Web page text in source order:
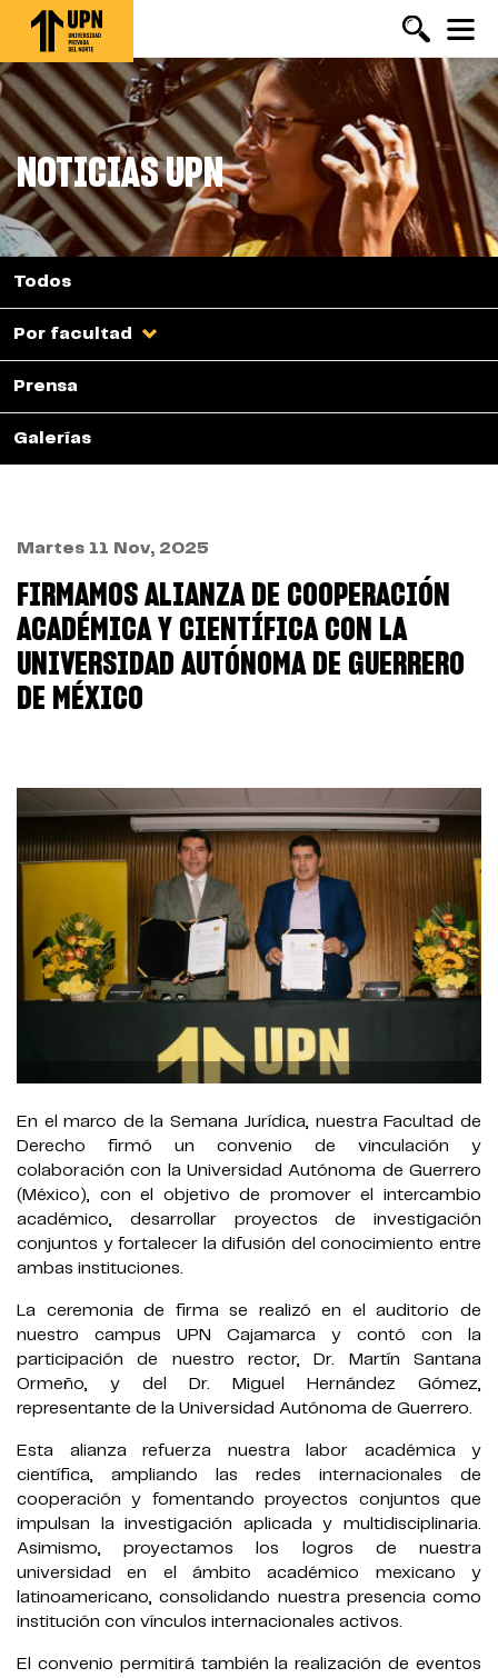
Pasar
contenido
principal
NOTICIAS UPN
Todos
Por facultad
Prensa
Galerías
Martes 11 Nov, 2025
FIRMAMOS ALIANZA DE COOPERACIÓN
ACADÉMICA Y CIENTÍFICA CON LA
UNIVERSIDAD AUTÓNOMA DE GUERRERO
DE MÉXICO
En el marco de la Semana Jurídica, nuestra Facultad de
Derecho firmó un convenio de vinculación y
colaboración con la Universidad Autónoma de Guerrero
(México), con el objetivo de promover el intercambio
académico, desarrollar proyectos de investigación
conjuntos y fortalecer la difusión del conocimiento entre
ambas instituciones.
La ceremonia de firma se realizó en el auditorio de
nuestro campus UPN Cajamarca y contó con la
participación de nuestro rector, Dr. Martín Santana
Ormeño, y del Dr. Miguel Hernández Gómez,
representante de la Universidad Autónoma de Guerrero.
Esta alianza refuerza nuestra labor académica y
científica, ampliando las redes internacionales de
cooperación y fomentando proyectos conjuntos que
impulsan la investigación aplicada y multidisciplinaria.
Asimismo, proyectamos los logros de nuestra
universidad en el ámbito académico mexicano y
latinoamericano, consolidando nuestra presencia como
institución con vínculos internacionales activos.
El convenio permitirá también la realización de eventos